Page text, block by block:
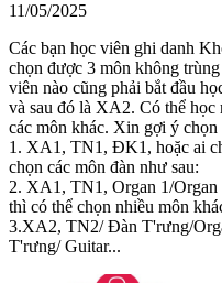
11/05/2025
Các bạn học viên ghi danh
chọn được 3 môn không
viên nào cũng phải bắt đầu
và sau đó là XA2. Có thể
các môn khác. Xin gợi ý chọn
1. XA1, TN1, ĐK1, hoặc ai
chọn các môn đàn như sau:
2. XA1, TN1, Organ 1/
thì có thể chọn nhiều môn
3.XA2, TN2/ Đàn T'rưng/
T'rưng/ Guitar...